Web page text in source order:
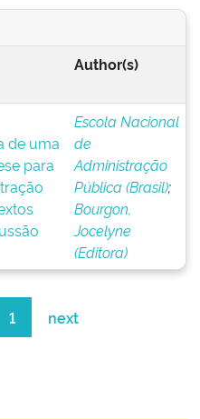
Author(s)
de uma
para
Escola Nacional
de
Administração
Pública (Brasil);
Bourgon,
Jocelyne
(Editora)
1 next